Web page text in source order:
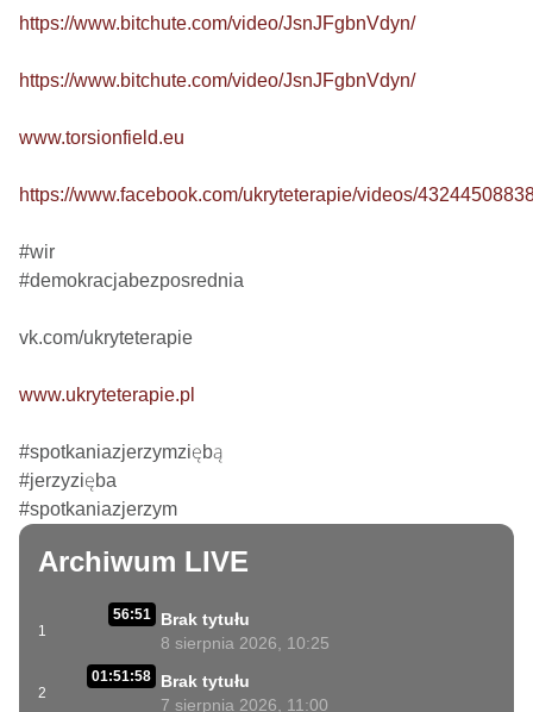
https://www.bitchute.com/video/JsnJFgbnVdyn/
https://www.bitchute.com/video/JsnJFgbnVdyn/
www.torsionfield.eu
https://www.facebook.com/ukryteterapie/videos/
#wir
#demokracjabezposrednia
vk.com/ukryteterapie
www.ukryteterapie.pl
#spotkaniazjerzymziębą
#jerzyzięba
#spotkaniazjerzym
Archiwum LIVE
1
56:51
Brak tytułu
8 sierpnia 2026, 10:25
2
01:51:58
Brak tytułu
7 sierpnia 2026, 11:00